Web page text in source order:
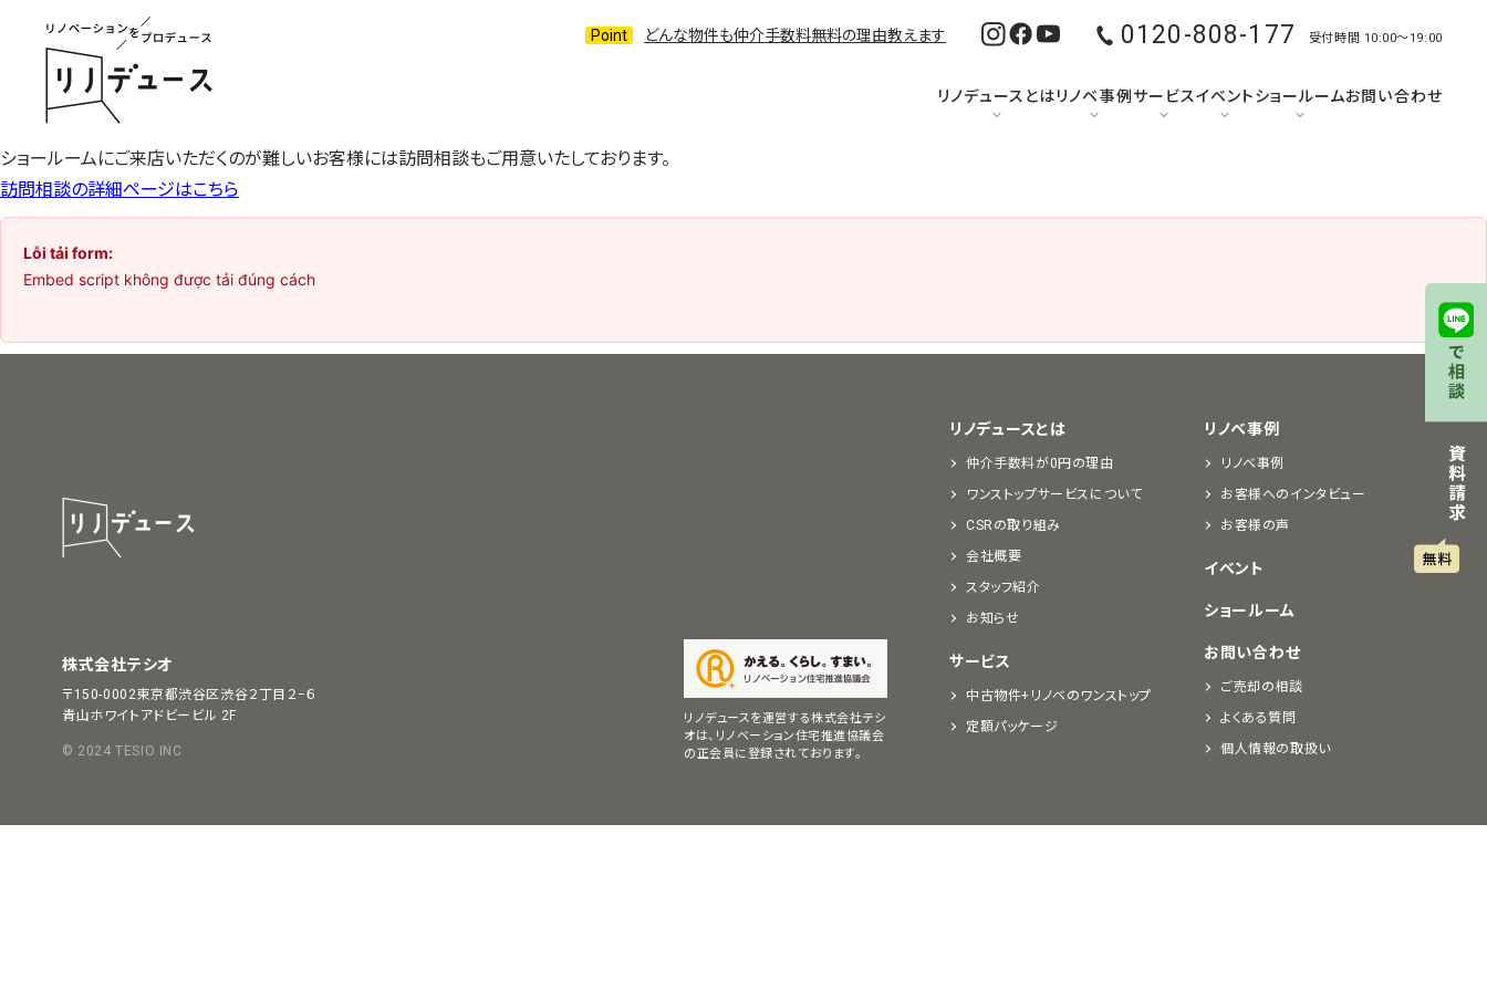
どんな物件も仲介手数料無料の理由教えます 0120-808-177 受付時間 10:00〜19:00
リノデュースとはリノベ事例サービスイベントショールームお問い合わせ
ショールームにご来店いただくのが難しいお客様には訪問相談もご用意いたしております。
訪問相談の詳細ページはこちら
Lỗi tải form:
Embed script không được tải đúng cách
リノデュースとは
仲介手数料が0円の理由
ワンストップサービスについて
CSRの取り組み
会社概要
スタッフ紹介
お知らせ
サービス
中古物件+リノベのワンストップ
定額パッケージ
リノベ事例
リノベ事例
お客様へのインタビュー
お客様の声
イベント
ショールーム
お問い合わせ
ご売却の相談
よくある質問
個人情報の取扱い
リノデュースを運営する株式会社テシ
オは、リノベーション住宅推進協議会
の正会員に登録されております。
株式会社テシオ
〒150-0002東京都渋谷区渋谷２丁目２−６
青山ホワイトアドビービル 2F
© 2024 TESIO INC